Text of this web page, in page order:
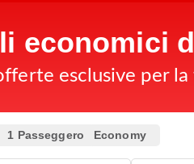
economici
esclusive per
1 Passeggero Economy